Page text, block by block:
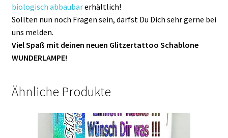
biologisch abbaubarerhältlich!
Sollten nun noch Fragen sein, darfst Du Dich sehr gerne bei
uns melden.
Viel Spaß mit deinen neuen Glitzertattoo Schablone
WUNDERLAMPE!
Ähnliche Produkte